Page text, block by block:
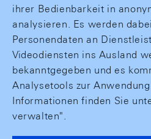
ihrer Bedienbarkeit in
analysieren. Es werden
Personendaten an
Videodiensten ins Ausland
bekanntgegeben und es
Analysetools zur
Informationen finden Sie
verwalten".